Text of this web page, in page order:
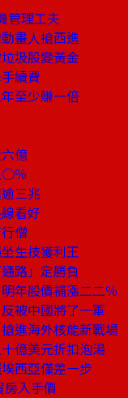
管理工夫
畫人搶西進
圾股變黃金
續費
至少賺一倍
億
○％
三兆
看好
僧
生技獲利王
路」定勝負
年股價補漲二二％
被中國將了一軍
進海外核能新戰場
億美元折扣泡湯
西亞僅差一步
房入手價